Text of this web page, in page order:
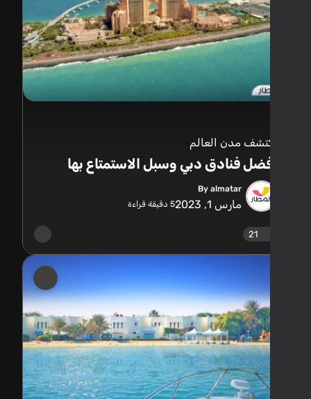
مدن العالم
فنادق دبي وسبل الاستمتاع بها
By almatar
مارس 1, 2023 5 دقيقة قراءة